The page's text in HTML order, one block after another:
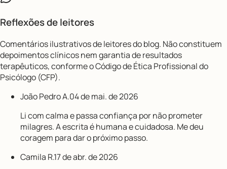
Reflexões de leitores
Comentários ilustrativos de leitores do blog. Não constituem
depoimentos clínicos nem garantia de resultados
terapêuticos, conforme o Código de Ética Profissional do
Psicólogo (CFP).
João Pedro A.04 de mai. de 2026
Li com calma e passa confiança por não prometer
milagres. A escrita é humana e cuidadosa. Me deu
coragem para dar o próximo passo.
Camila R.17 de abr. de 2026